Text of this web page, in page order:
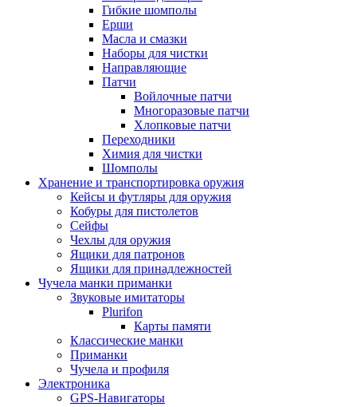
Гибкие шомполы
Ерши
Масла и смазки
Наборы для чистки
Направляющие
Патчи
Войлочные патчи
Многоразовые патчи
Хлопковые патчи
Переходники
Химия для чистки
Шомполы
Хранение и транспортировка оружия
Кейсы и футляры для оружия
Кобуры для пистолетов
Сейфы
Чехлы для оружия
Ящики для патронов
Ящики для принадлежностей
Чучела манки приманки
Звуковые имитаторы
Plurifon
Карты памяти
Классические манки
Приманки
Чучела и профиля
Электроника
GPS-Навигаторы